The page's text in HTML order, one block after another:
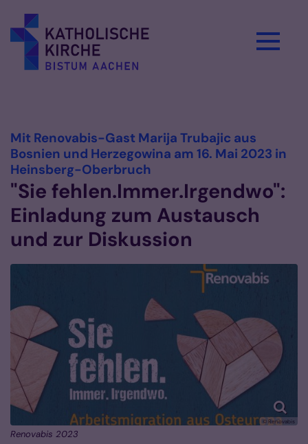
Mit Renovabis-Gast Marija Trubajic aus
Bosnien und Herzegowina am 16. Mai 2023 in
Heinsberg-Oberbruch
"Sie fehlen.Immer.Irgendwo":
Einladung zum Austausch
und zur Diskussion
© Renovabis
Renovabis 2023